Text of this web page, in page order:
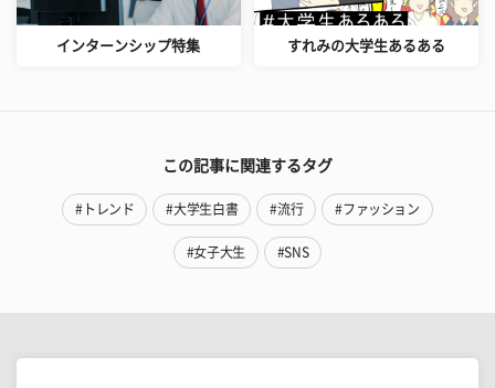
インターンシップ特集 すれみの大学生あるある
この記事に関連するタグ
#トレンド #大学生白書 #流行 #ファッション
#女子大生 #SNS